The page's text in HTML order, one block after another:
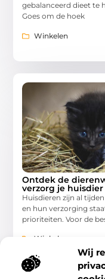
Wij
gebalanceerd dieet te
Goes om de hoek
Winkelen
Ontdek de
verzorg je
Huisdieren zijn al
en hun verzorging
prioriteiten. Voor de
Winkelen